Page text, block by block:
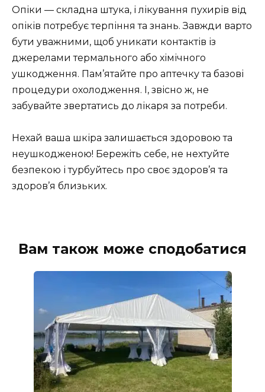
Опіки — складна штука, і лікування пухирів від
опіків потребує терпіння та знань. Завжди варто
бути уважними, щоб уникати контактів із
джерелами термального або хімічного
ушкодження. Пам’ятайте про аптечку та базові
процедури охолодження. І, звісно ж, не
забувайте звертатись до лікаря за потреби.
Нехай ваша шкіра залишається здоровою та
неушкодженою! Бережіть себе, не нехтуйте
безпекою і турбуйтесь про своє здоров’я та
здоров’я близьких.
Вам також може сподобатися